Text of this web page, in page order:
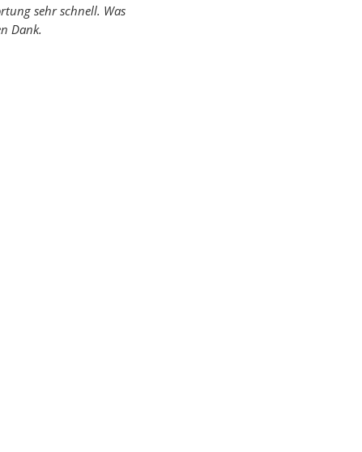
sehr schnell. Was
Dank.